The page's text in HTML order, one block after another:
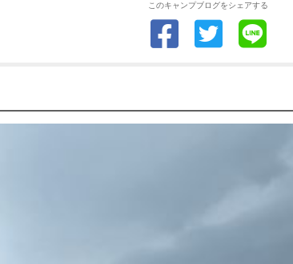
このキャンプブログをシェアする